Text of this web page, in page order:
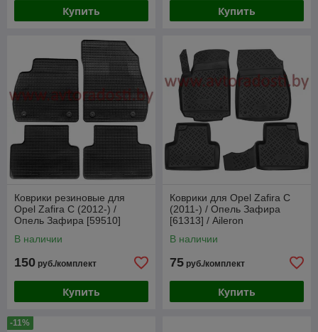
Купить Купить
Коврики резиновые для
Opel Zafira C (2012-) /
Опель Зафира [59510]
В наличии
150 руб./комплект
Купить
Коврики для Opel Zafira C
(2011-) / Опель Зафира
[61313] / Aileron
В наличии
75 руб./комплект
Купить
-11%